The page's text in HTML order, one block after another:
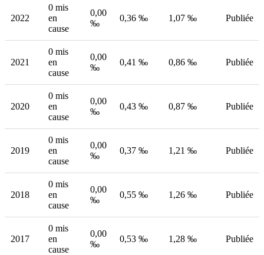
2022
0 mis
en
cause
0,00
‰
0,36 ‰ 1,07 ‰ Publiée
2021
0 mis
en
cause
0,00
‰
0,41 ‰ 0,86 ‰ Publiée
2020
0 mis
en
cause
0,00
‰
0,43 ‰ 0,87 ‰ Publiée
2019
0 mis
en
cause
0,00
‰
0,37 ‰ 1,21 ‰ Publiée
2018
0 mis
en
cause
0,00
‰
0,55 ‰ 1,26 ‰ Publiée
2017
0 mis
en
cause
0,00
‰
0,53 ‰ 1,28 ‰ Publiée